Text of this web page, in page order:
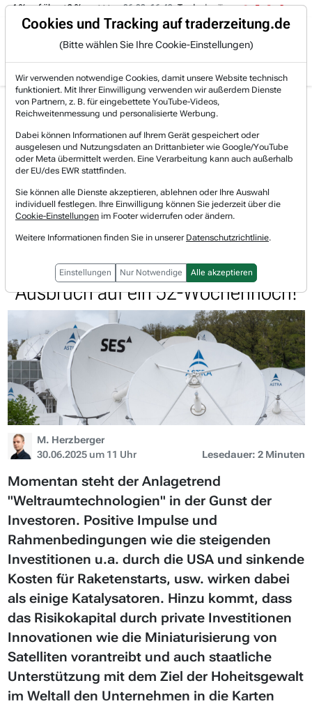
Trading-Room
% auf über +3 %. 06.08. 16:49 Trade des Tages 06.08.
Gratis Account Login
Jetzt registrieren und gratis Artikel lesen.
Bereits bei TraderFox registriert? Jetzt anmelden!
Home Börsen-Nachrichten
Aktien on Fire
SES S.A. Europäischer Leader im Anlagetrend "Welt...
SES Watchlist
SES S.A. Europäischer Leader im
Anlagetrend
"Weltraumtechnologien" startet den
Ausbruch auf ein 52-Wochenhoch!
M. Herzberger
30.06.2025 um 11 Uhr
Lesedauer: 2 Minuten
Momentan steht der Anlagetrend
"Weltraumtechnologien" in der Gunst der
Investoren. Positive Impulse und
Rahmenbedingungen wie die steigenden
Investitionen u.a. durch die USA und sinkende
Kosten für Raketenstarts, usw. wirken dabei
als einige Katalysatoren. Hinzu kommt, dass
das Risikokapital durch private Investitionen
Innovationen wie die Miniaturisierung von
Satelliten vorantreibt und auch staatliche
Unterstützung mit dem Ziel der Hoheitsgewalt
im Weltall den Unternehmen in die Karten
Cookies und Tracking auf traderzeitung.de
(Bitte wählen Sie Ihre Cookie-Einstellungen)
Wir verwenden notwendige Cookies, damit unsere Website technisch
funktioniert. Mit Ihrer Einwilligung verwenden wir außerdem Dienste
von Partnern, z. B. für eingebettete YouTube-Videos,
Reichweitenmessung und personalisierte Werbung.
Dabei können Informationen auf Ihrem Gerät gespeichert oder
ausgelesen und Nutzungsdaten an Drittanbieter wie Google/YouTube
oder Meta übermittelt werden. Eine Verarbeitung kann auch außerhalb
der EU/des EWR stattfinden.
Sie können alle Dienste akzeptieren, ablehnen oder Ihre Auswahl
individuell festlegen. Ihre Einwilligung können Sie jederzeit über die
Cookie-Einstellungen im Footer widerrufen oder ändern.
Weitere Informationen finden Sie in unserer Datenschutzrichtlinie.
Einstellungen Nur Notwendige Alle akzeptieren